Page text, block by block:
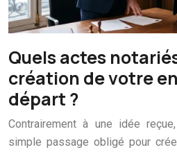
Quels actes
création de votre
départ ?
Contrairement à une idée
simple passage obligé pour